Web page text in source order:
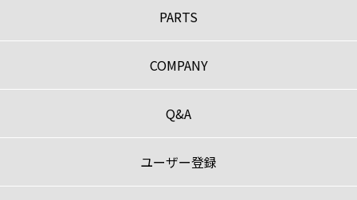
PARTS
COMPANY
Q&A
ユーザー登録